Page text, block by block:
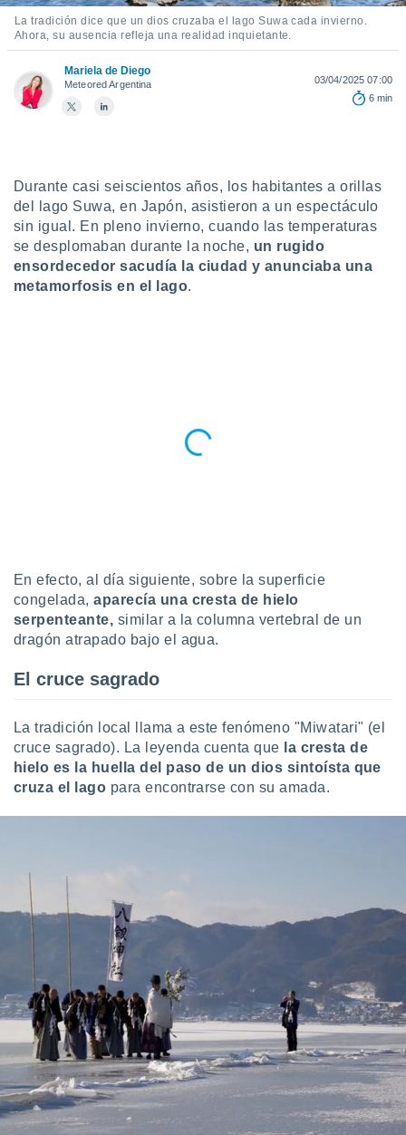
nuestros
nos
en
como
perfil
en
más
nuestra
y
sitio
En
de que
sean
el sitio
se
para
ni para
no
Puedes
acceder a
a
únicos
La tradición dice que un dios cruzaba el lago Suwa cada invierno.
Ahora, su ausencia refleja una realidad inquietante.
Mariela de Diego
Meteored Argentina
03/04/2025 07:00
6 min
Durante casi seiscientos años, los habitantes a orillas
del lago Suwa, en Japón, asistieron a un espectáculo
sin igual. En pleno invierno, cuando las temperaturas
se desplomaban durante la noche, un rugido
ensordecedor sacudía la ciudad y anunciaba una
metamorfosis en el lago.
En efecto, al día siguiente, sobre la superficie
congelada,aparecía una cresta de hielo
serpenteante, similar a la columna vertebral de un
dragón atrapado bajo el agua.
El cruce sagrado
La tradición local llama a este fenómeno "Miwatari" (el
cruce sagrado). La leyenda cuenta que la cresta de
hielo es la huella del paso de un dios sintoísta que
cruza el lago para encontrarse con su amada.